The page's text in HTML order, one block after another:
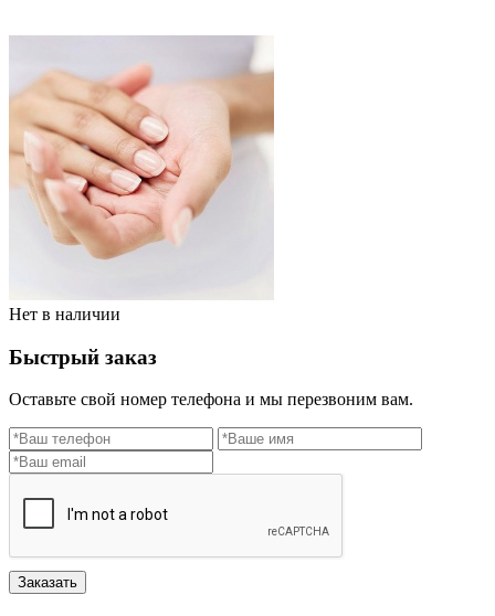
Нет в наличии
Быстрый заказ
Оставьте свой номер телефона и мы перезвоним вам.
Заказать